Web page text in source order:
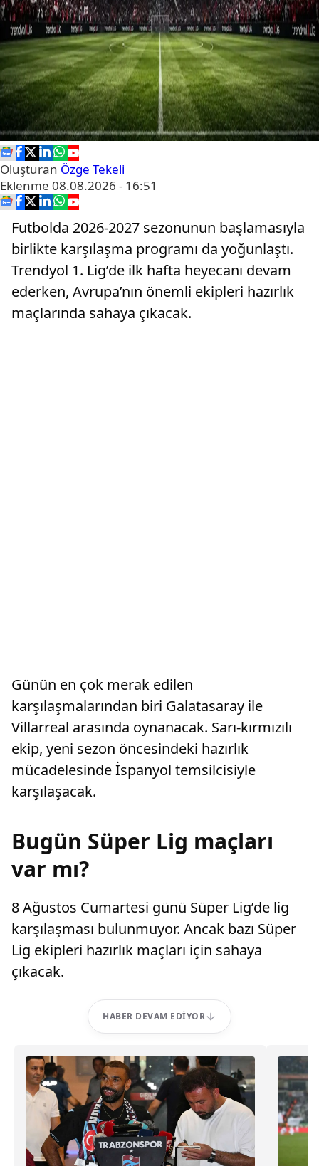
Oluşturan Özge Tekeli
Eklenme 08.08.2026 - 16:51
Futbolda 2026-2027 sezonunun başlamasıyla
birlikte karşılaşma programı da yoğunlaştı.
Trendyol 1. Lig’de ilk hafta heyecanı devam
ederken, Avrupa’nın önemli ekipleri hazırlık
maçlarında sahaya çıkacak.
Günün en çok merak edilen
karşılaşmalarından biri Galatasaray ile
Villarreal arasında oynanacak. Sarı-kırmızılı
ekip, yeni sezon öncesindeki hazırlık
mücadelesinde İspanyol temsilcisiyle
karşılaşacak.
Bugün Süper Lig maçları
var mı?
8 Ağustos Cumartesi günü Süper Lig’de lig
karşılaşması bulunmuyor. Ancak bazı Süper
Lig ekipleri hazırlık maçları için sahaya
çıkacak.
HABER DEVAM EDIYOR